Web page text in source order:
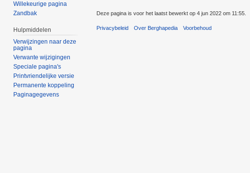
Willekeurige pagina
Zandbak
Hulpmiddelen
Verwijzingen naar deze
pagina
Verwante wijzigingen
Speciale pagina's
Printvriendelijke versie
Permanente koppeling
Paginagegevens
Deze pagina is voor het laatst bewerkt op 4 jun 2022 om 11:55.
Privacybeleid Over Berghapedia Voorbehoud